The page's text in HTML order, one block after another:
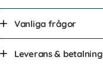
Vanliga frågor
Leverans & betalning